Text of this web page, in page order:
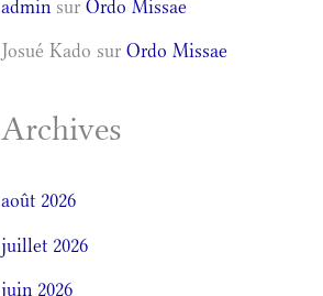
admin surOrdo Missae
Josué Kado surOrdo Missae
Archives
août 2026
juillet 2026
juin 2026